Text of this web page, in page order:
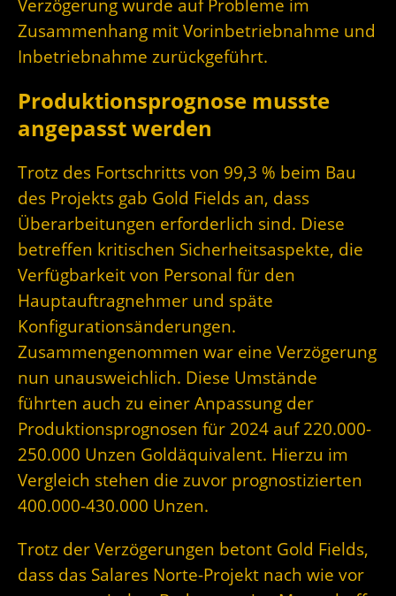
Verzögerung wurde auf Probleme im
Zusammenhang mit Vorinbetriebnahme und
Inbetriebnahme zurückgeführt.
Produktionsprognose musste
angepasst werden
Trotz des Fortschritts von 99,3 % beim Bau
des Projekts gab Gold Fields an, dass
Überarbeitungen erforderlich sind. Diese
betreffen kritischen Sicherheitsaspekte, die
Verfügbarkeit von Personal für den
Hauptauftragnehmer und späte
Konfigurationsänderungen.
Zusammengenommen war eine Verzögerung
nun unausweichlich. Diese Umstände
führten auch zu einer Anpassung der
Produktionsprognosen für 2024 auf 220.000-
250.000 Unzen Goldäquivalent. Hierzu im
Vergleich stehen die zuvor prognostizierten
400.000-430.000 Unzen.
Trotz der Verzögerungen betont Gold Fields,
dass das Salares Norte-Projekt nach wie vor